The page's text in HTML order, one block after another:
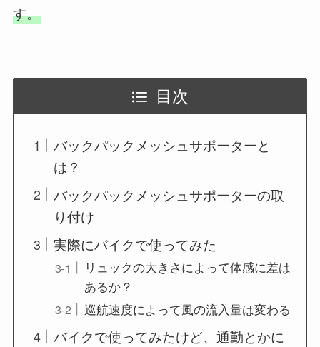
す。
目次
バックパックメッシュサポーターと
は？
バックパックメッシュサポーターの取
り付け
実際にバイクで使ってみた
リュックの大きさによって体感に差は
あるか？
巡航速度によって風の流入量は変わる
バイクで使ってみたけど、通勤とかに